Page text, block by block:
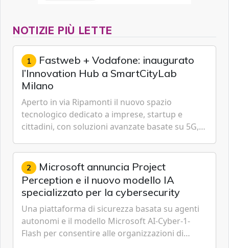
NOTIZIE PIÙ LETTE
1 Fastweb + Vodafone: inaugurato
l’Innovation Hub a SmartCityLab
Milano
Aperto in via Ripamonti il nuovo spazio
tecnologico dedicato a imprese, startup e
cittadini, con soluzioni avanzate basate su 5G,
Cybersecurity.
2 Microsoft annuncia Project
Perception e il nuovo modello IA
specializzato per la cybersecurity
Una piattaforma di sicurezza basata su agenti
autonomi e il modello Microsoft AI-Cyber-1-
Flash per consentire alle organizzazioni di